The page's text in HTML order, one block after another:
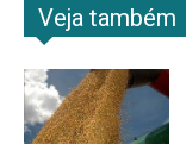
Veja também